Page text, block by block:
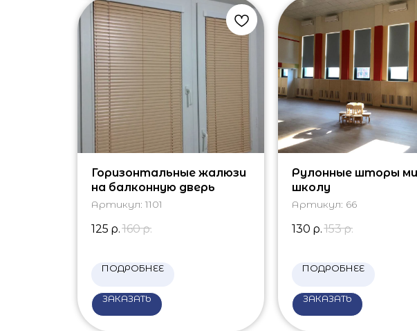
Горизонтальные жалюзи
на балконную дверь
Артикул: 1101
125 р. 160 р.
ПОДРОБНЕЕ
ЗАКАЗАТЬ
Рулонные шторы
школу
Артикул: 66
130 р. 153 р.
ПОДРОБНЕЕ
ЗАКАЗАТЬ